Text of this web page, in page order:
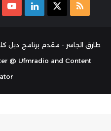
ملخص
RSS
لينكدإن
طارق الجاسر - مقدم برنامج دبل
@ Ufmradio and Content